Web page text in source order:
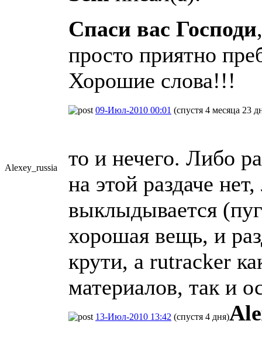
Спаси вас Господи
просто приятно
Хорошие слова!!!
Alexey_russi​a
09-Июл-2010 00:01 (спустя 4 месяца 23
то и нечего. Либо
на этой раздаче
выклыдывается
хорошая вещь, и
крути, а rutracker
материалов, так и
13-Июл-2010 13:42 (спустя 4 дня)